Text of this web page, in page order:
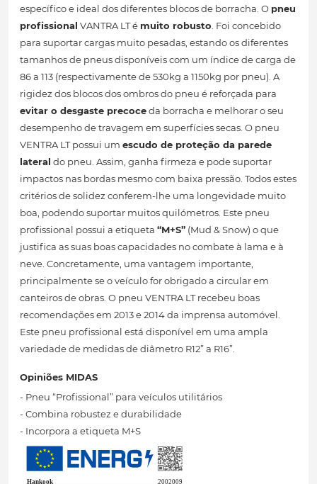
específico e ideal dos diferentes blocos de borracha. O pneu
profissional VANTRA LT é muito robusto. Foi concebido
para suportar cargas muito pesadas, estando os diferentes
tamanhos de pneus disponíveis com um índice de carga de
86 a 113 (respectivamente de 530kg a 1150kg por pneu). A
rigidez dos blocos dos ombros do pneu é reforçada para
evitar o desgaste precoceda borracha e melhorar o seu
desempenho de travagem em superfícies secas. O pneu
VENTRA LT possui um escudo de proteção da parede
lateral do pneu. Assim, ganha firmeza e pode suportar
impactos nas bordas mesmo com baixa pressão. Todos estes
critérios de solidez conferem-lhe uma longevidade muito
boa, podendo suportar muitos quilómetros. Este pneu
profissional possui a etiqueta “M+S” (Mud & Snow) o que
justifica as suas boas capacidades no combate à lama e à
neve. Concretamente, uma vantagem importante,
principalmente se o veículo for obrigado a circular em
canteiros de obras. O pneu VENTRA LT recebeu boas
recomendações em 2013 e 2014 da imprensa automóvel.
Este pneu profissional está disponível em uma ampla
variedade de medidas de diâmetro R12” a R16”.
Opiniões MIDAS
- Pneu “Profissional” para veículos utilitários
- Combina robustez e durabilidade
- Incorpora a etiqueta M+S